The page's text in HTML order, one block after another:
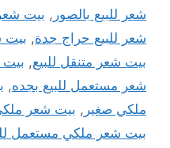
شعر للبيع بالصور , بيت
شعر للبيع حراج جدة, بيت
بيت شعر متنقل للبيع, بيت
شعر مستعمل للبيع بجده,
ملكي صغير , بيت شعر
بيت شعر ملكي مستعمل